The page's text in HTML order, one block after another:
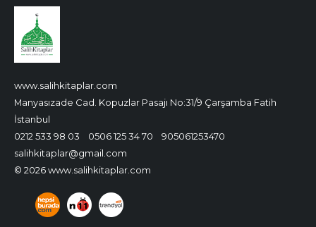
www.salihkitaplar.com
Manyasızade Cad. Kopuzlar Pasajı No:31/9 Çarşamba Fatih
İstanbul
0212 533 98 03
0506 125 34 70
905061253470
salihkitaplar@gmail.com
© 2026 www.salihkitaplar.com